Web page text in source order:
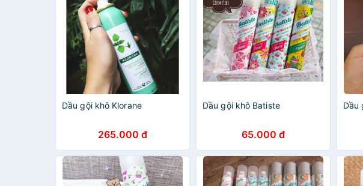
Dầu gội khô Klorane
265.000 đ
Dầu gội khô Batiste
65.000 đ
Dầu